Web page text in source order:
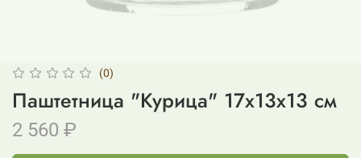
(0)
Паштетница "Курица" 17x13x13 см
2 560 ₽